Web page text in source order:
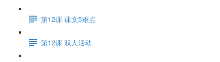
第12课 课文5难点
第12课 双人活动